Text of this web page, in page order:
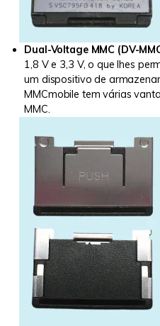
Dual-Voltage MMC (DV-
1,8 V e 3,3 V, o que lhes
um dispositivo de
MMCmobile tem várias
MMC.